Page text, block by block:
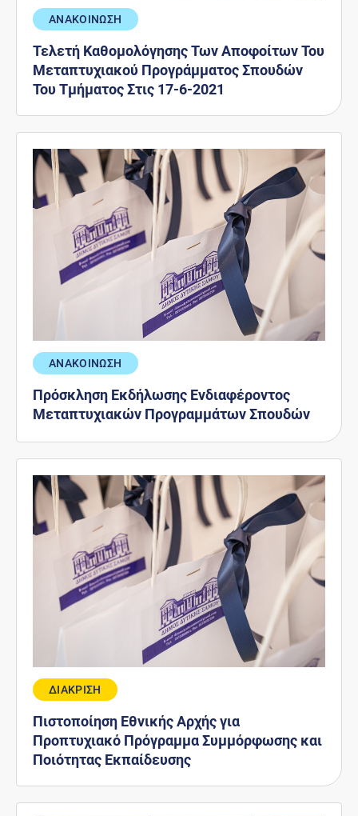
ΑΝΑΚΟΙΝΩΣΗ
Τελετή Καθομολόγησης Των Αποφοίτων Του
Μεταπτυχιακού Προγράμματος Σπουδών
Του Τµήµατος Στις 17-6-2021
ΑΝΑΚΟΙΝΩΣΗ
Πρόσκληση Εκδήλωσης Ενδιαφέροντος
Μεταπτυχιακών Προγραμμάτων Σπουδών
ΔΙΑΚΡΙΣΗ
Πιστοποίηση Εθνικής Αρχής για
Προπτυχιακό Πρόγραμμα Συμμόρφωσης και
Ποιότητας Εκπαίδευσης